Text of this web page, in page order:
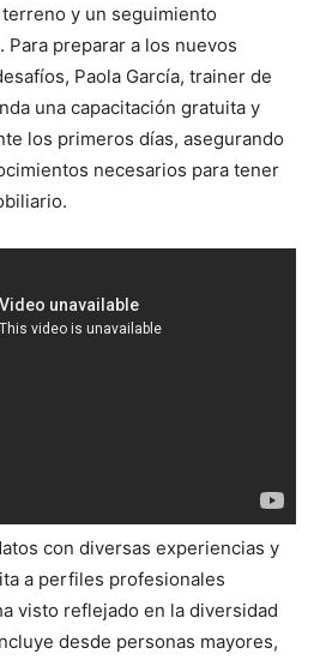
y un seguimiento
Para preparar a los nuevos
Paola García, trainer de
una capacitación gratuita y
los primeros días, asegurando
necesarios para tener
con diversas experiencias y
a perfiles profesionales
visto reflejado en la diversidad
desde personas mayores,